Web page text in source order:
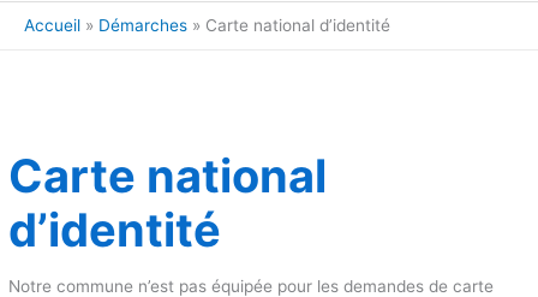
principal
Accueil Démarches Carte national d’identité
Carte national
d’identité
Notre commune n’est pas équipée pour les demandes de carte